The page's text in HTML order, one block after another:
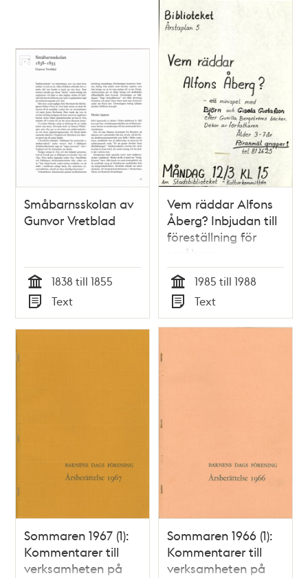
Småbarnsskolan av
Gunvor Vretblad
Tid
1838 till 1855
Typ
Text
Vem räddar Alfons
Åberg? Inbjudan till
föreställning för
småbarn
Tid
1985 till 1988
Typ
Text
Sommaren 1967 (1):
Kommentarer till
verksamheten på
Sommaren 1966 (1):
Kommentarer till
verksamheten på